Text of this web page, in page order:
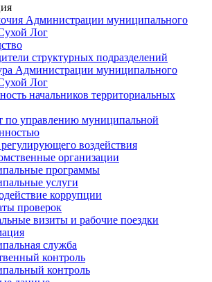
Администрации муниципального
Лог
структурных подразделений
Администрации муниципального
Лог
начальников территориальных
по управлению муниципальной
воздействия
организации
программы
услуги
коррупции
проверок
визиты и рабочие поездки
служба
контроль
контроль